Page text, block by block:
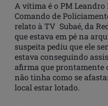
A vítima é o PM
Comando de
relato à TV Subaé, da
que estava em pé na
suspeita pediu que ele
estava conseguindo
afirma que prontamente
não tinha como se
local estar lotado.